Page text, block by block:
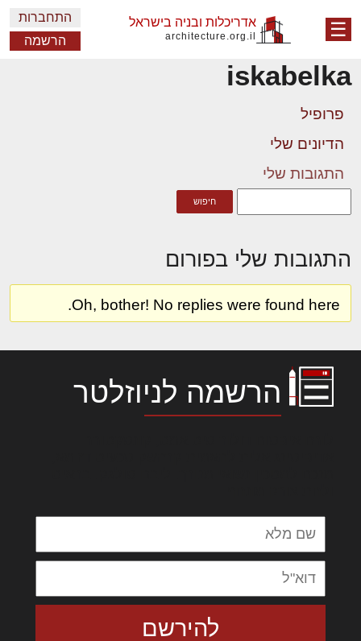
☰ אדריכלות ובניה בישראל
architecture.org.il
התחברות
הרשמה
iskabelka
פרופיל
הדיונים שלי
התגובות שלי
התגובות שלי בפורום
Oh, bother! No replies were found here.
הרשמה לניוזלטר